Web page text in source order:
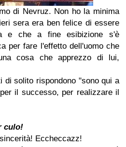
di Nevruz. Non ho la minima
sera era ben felice di essere
e che a fine esibizione s'è
per fare l'effetto dell'uomo che
cosa che apprezzo di lui,
di solito rispondono "sono qui a
il successo, per realizzare il
culo!
Eccheccazz!